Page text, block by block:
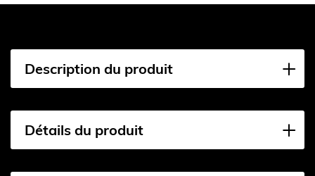
Description du produit
Détails du produit